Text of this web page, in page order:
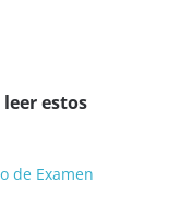
estos
de Examen